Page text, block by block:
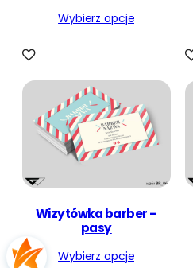
Wybierz opcje
Wizytówka barber –
pasy
Wybierz opcje